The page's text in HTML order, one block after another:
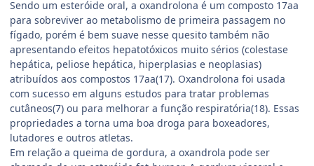
Sendo um esteróide oral, a oxandrolona é um composto 17aa
para sobreviver ao metabolismo de primeira passagem no
fígado, porém é bem suave nesse quesito também não
apresentando efeitos hepatotóxicos muito sérios (colestase
hepática, peliose hepática, hiperplasias e neoplasias)
atribuídos aos compostos 17aa(17). Oxandrolona foi usada
com sucesso em alguns estudos para tratar problemas
cutâneos(7) ou para melhorar a função respiratória(18). Essas
propriedades a torna uma boa droga para boxeadores,
lutadores e outros atletas.
Em relação a queima de gordura, a oxandrola pode ser